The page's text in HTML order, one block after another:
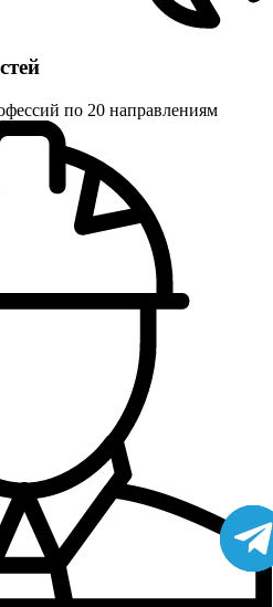
по 20 направлениям